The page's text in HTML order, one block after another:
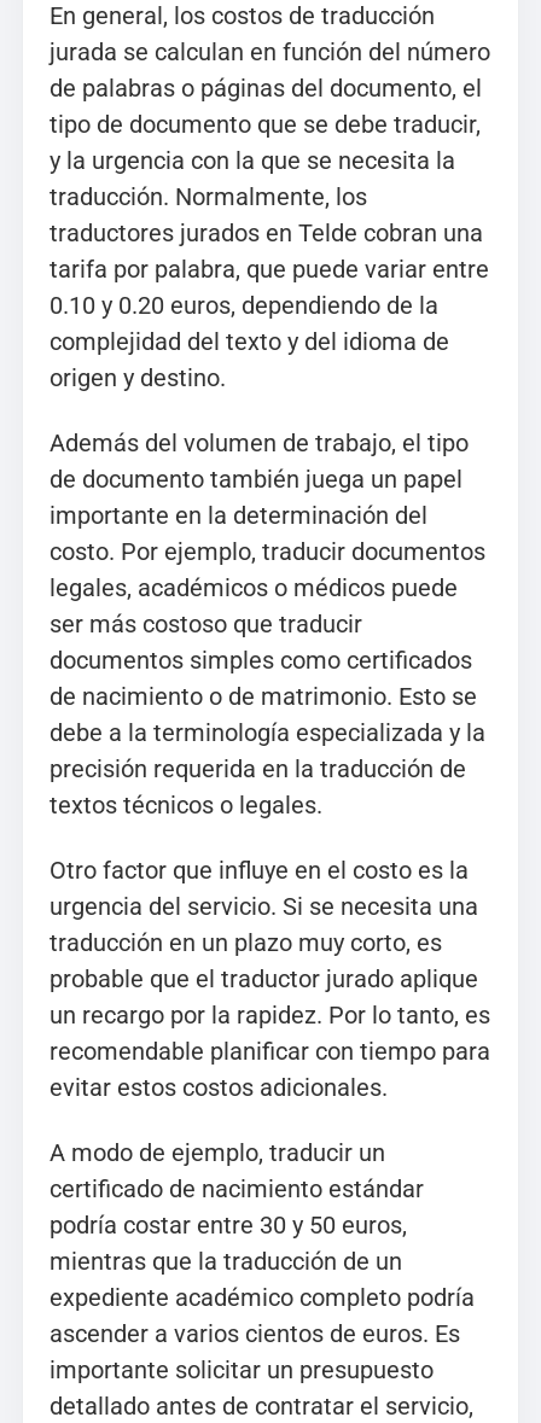
En general, los costos de traducción
jurada se calculan en función del número
de palabras o páginas del documento, el
tipo de documento que se debe traducir,
y la urgencia con la que se necesita la
traducción. Normalmente, los
traductores jurados en Telde cobran una
tarifa por palabra, que puede variar entre
0.10 y 0.20 euros, dependiendo de la
complejidad del texto y del idioma de
origen y destino.
Además del volumen de trabajo, el tipo
de documento también juega un papel
importante en la determinación del
costo. Por ejemplo, traducir documentos
legales, académicos o médicos puede
ser más costoso que traducir
documentos simples como certificados
de nacimiento o de matrimonio. Esto se
debe a la terminología especializada y la
precisión requerida en la traducción de
textos técnicos o legales.
Otro factor que influye en el costo es la
urgencia del servicio. Si se necesita una
traducción en un plazo muy corto, es
probable que el traductor jurado aplique
un recargo por la rapidez. Por lo tanto, es
recomendable planificar con tiempo para
evitar estos costos adicionales.
A modo de ejemplo, traducir un
certificado de nacimiento estándar
podría costar entre 30 y 50 euros,
mientras que la traducción de un
expediente académico completo podría
ascender a varios cientos de euros. Es
importante solicitar un presupuesto
detallado antes de contratar el servicio,